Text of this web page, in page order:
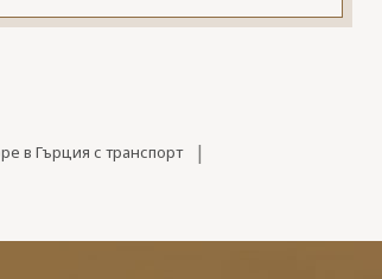
в Гърция с транспорт |